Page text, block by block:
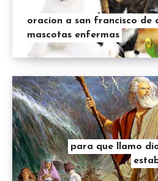
oracion a san francisco de
mascotas enfermas
para que llamo